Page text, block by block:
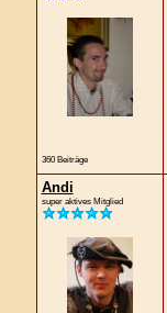
360 Beiträge
Andi
super aktives Mitglied